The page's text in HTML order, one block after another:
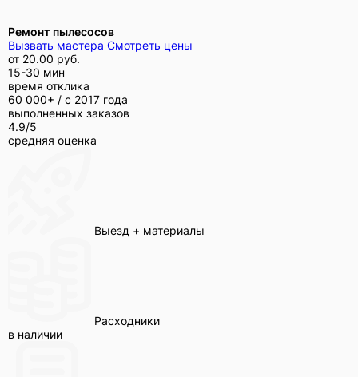
Ремонт пылесосов
Вызвать мастера Смотреть цены
от 20.00 руб.
15-30 мин
время отклика
60 000+ / с 2017 года
выполненных заказов
4.9/5
средняя оценка
Выезд + материалы
Расходники
в наличии